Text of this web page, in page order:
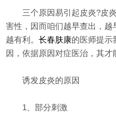
三个原因易引起皮炎?皮炎
害性，因而咱们越早查出，
越有利。 长春肤康的医师提示
因，依据原因对症医治，其才
诱发皮炎的原因
1、部分刺激